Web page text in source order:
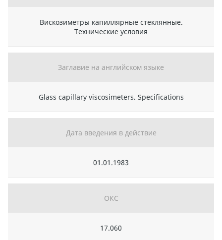
Вискозиметры капиллярные стеклянные.
Технические условия
Заглавие на английском языке
Glass capillary viscosimeters. Specifications
Дата введения в действие
01.01.1983
ОКС
17.060